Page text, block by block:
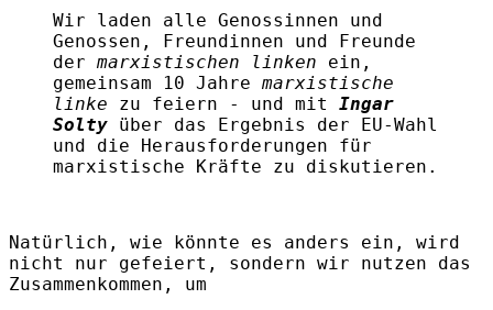
Wir laden alle Genossinnen und
Genossen, Freundinnen und Freunde
der marxistischen linken ein,
gemeinsam 10 Jahre marxistische
linke zu feiern - und mit Ingar
Solty über das Ergebnis der EU-Wahl
und die Herausforderungen für
marxistische Kräfte zu diskutieren .
Natürlich, wie könnte es anders ein, wird
nicht nur gefeiert, sondern wir nutzen das
Zusammenkommen, um